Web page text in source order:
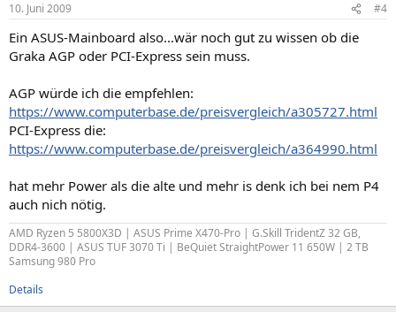
10. Juni 2009 #4
Ein ASUS-Mainboard also...wär noch gut zu wissen ob die
Graka AGP oder PCI-Express sein muss.
AGP würde ich die empfehlen:
https://www.computerbase.de/preisvergleich/a305727.html
PCI-Express die:
https://www.computerbase.de/preisvergleich/a364990.html
hat mehr Power als die alte und mehr is denk ich bei nem P4
auch nich nötig.
AMD Ryzen 5 5800X3D | ASUS Prime X470-Pro | G.Skill TridentZ 32 GB,
DDR4-3600 | ASUS TUF 3070 Ti | BeQuiet StraightPower 11 650W | 2 TB
Samsung 980 Pro
Details